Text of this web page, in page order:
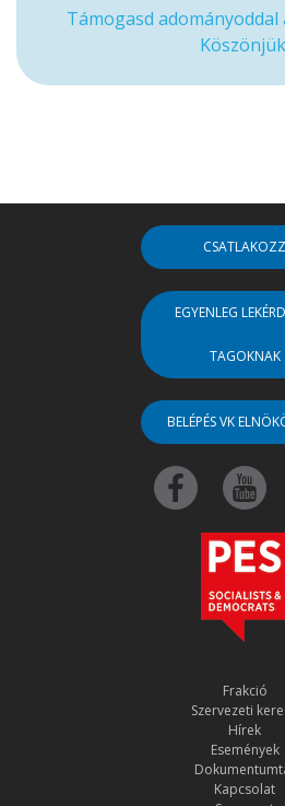
Támogasd
CSATLAKOZZ
EGYENLEG
TAGOKNAK
BELÉPÉS VK
Frakció
Szervezeti
Hírek
Események
Kapcsolat